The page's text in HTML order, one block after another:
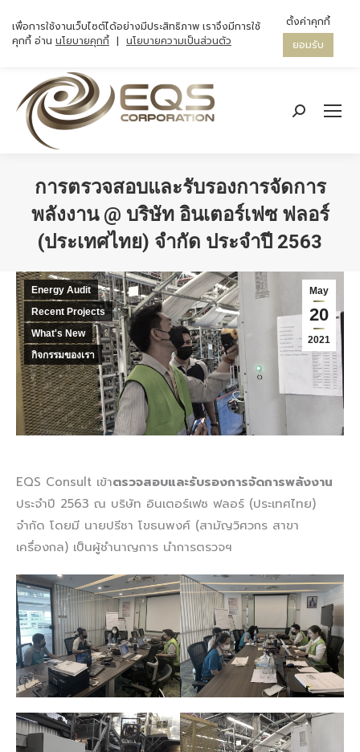
Search:
การตรวจสอบและรับรองการจัดการ
พลังงาน @ บริษัท อินเตอร์เฟซ ฟลอร์
(ประเทศไทย) จำกัด ประจำปี 2563
May
20
2021
Energy Audit
Recent Projects
What's New
กิจกรรมของเรา
EQS Consult เข้าตรวจสอบและรับรองการจัดการพลังงาน
ประจำปี 2563 ณ บริษัท อินเตอร์เฟซ ฟลอร์ (ประเทศไทย)
จำกัด โดยมี นายปรีชา โขธนพงศ์ (สามัญวิศวกร สาขา
เครื่องกล) เป็นผู้ชำนาญการ นำการตรวจฯ
เพื่อการใช้งานเว็บไซต์ได้อย่างมีประสิทธิภาพ เราจึงมีการใช้
คุกกี้ อ่าน นโยบายคุกกี้ | นโยบายความเป็นส่วนตัว
ตั้งค่าคุกกี้
ยอมรับ